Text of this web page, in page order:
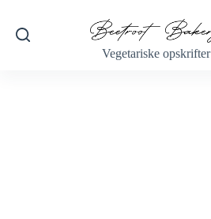
indhold
Vegetariske opskrifter